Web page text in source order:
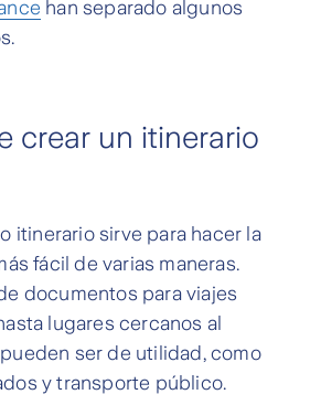
han separado algunos
crear un itinerario
itinerario sirve para hacer la
fácil de varias maneras.
documentos para viajes
lugares cercanos al
ser de utilidad, como
y transporte público.